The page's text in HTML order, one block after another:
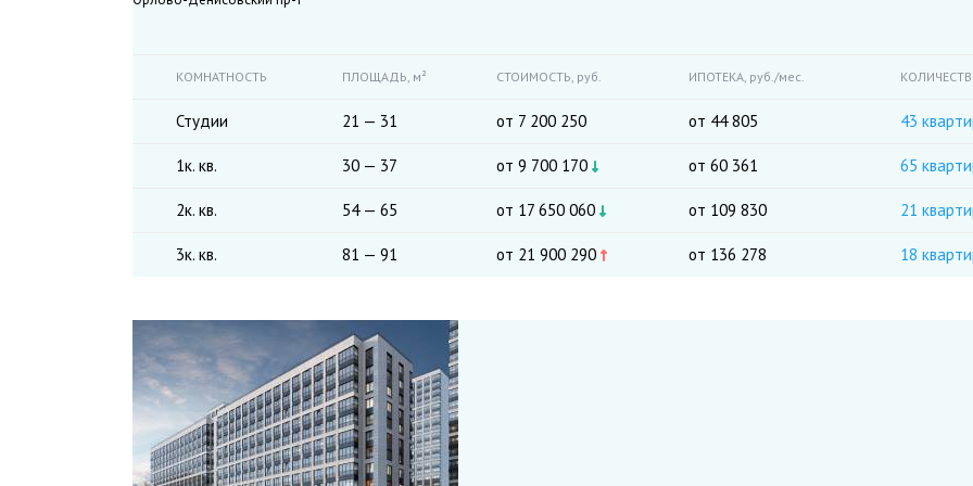
КОМНАТНОСТЬ ПЛОЩАДЬ, м² СТОИМОСТЬ, руб. ИПОТЕКА, руб./мес.
Студии 21 — 31 от 7 200 250 от 44 805 43
1к. кв. 30 — 37 от 9 700 170 от 60 361 65
2к. кв. 54 — 65 от 17 650 060 от 109 830 21
3к. кв. 81 — 91 от 21 900 290 от 136 278 18